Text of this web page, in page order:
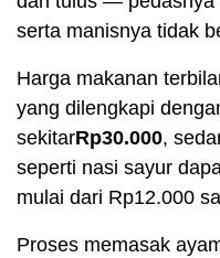
serta manisnya tidak
Harga makanan
yang dilengkapi
sekitarRp30.000,
seperti nasi sayur
mulai dari Rp12.000
Proses memasak